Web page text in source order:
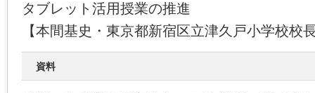
タブレット活用授業の推進
【本間基史・東京都新宿区立津久戸小学校校
資料